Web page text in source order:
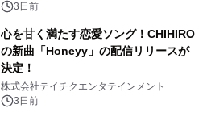
3日前
心を甘く満たす恋愛ソング！CHIHIRO
の新曲「Honeyy」の配信リリースが
決定！
株式会社テイチクエンタテインメント
3日前